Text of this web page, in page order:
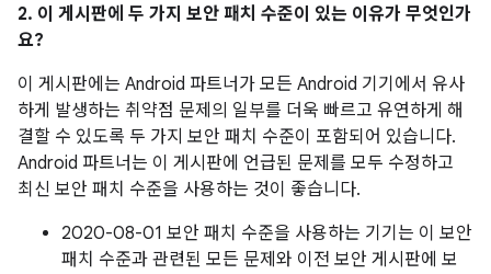
2. 이 게시판에 두 가지 보안 패치 수준이 있는 이유가 무엇인가
요?
이 게시판에는 Android 파트너가 모든 Android 기기에서 유사
하게 발생하는 취약점 문제의 일부를 더욱 빠르고 유연하게 해
결할 수 있도록 두 가지 보안 패치 수준이 포함되어 있습니다.
Android 파트너는 이 게시판에 언급된 문제를 모두 수정하고
최신 보안 패치 수준을 사용하는 것이 좋습니다.
2020-08-01 보안 패치 수준을 사용하는 기기는 이 보안
패치 수준과 관련된 모든 문제와 이전 보안 게시판에 보